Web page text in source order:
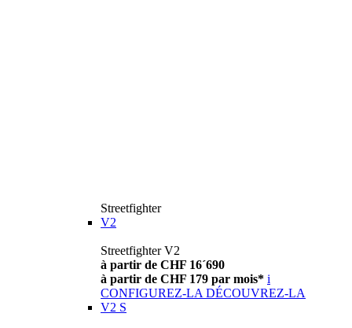
Streetfighter
V2
Streetfighter V2
à partir de CHF 16´690
à partir de CHF 179 par mois* i
CONFIGUREZ-LA DÉCOUVREZ-LA
V2 S